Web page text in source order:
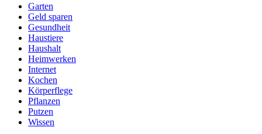
Garten
Geld sparen
Gesundheit
Haustiere
Haushalt
Heimwerken
Internet
Kochen
Körperflege
Pflanzen
Putzen
Wissen